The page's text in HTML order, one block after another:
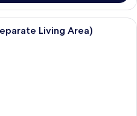
Rúmföt af bestu gerð, dúnsængur,
Living Area)